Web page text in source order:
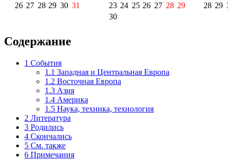
26 27 28 29 30 31
23 24 25 26 27 28 29
30
28 29
Содержание
1 События
1.1 Западная и Центральная Европа
1.2 Восточная Европа
1.3 Азия
1.4 Америка
1.5 Наука, техника, технология
2 Литература
3 Родились
4 Скончались
5 См. также
6 Примечания